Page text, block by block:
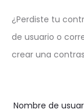
C
o
¿Perdiste tu
de usuario o
crear una
Nombre de